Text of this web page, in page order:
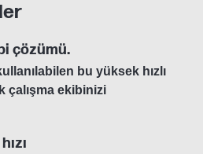
çözümü.
bu yüksek hızlı
çalışma ekibinizi